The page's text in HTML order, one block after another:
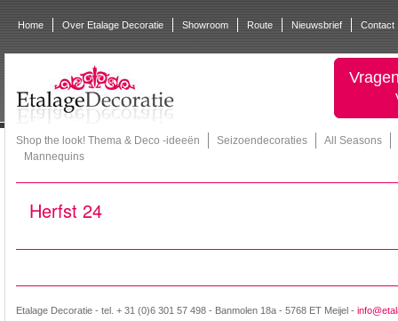
Home Over Etalage Decoratie Showroom Route Nieuwsbrief Contact
Shop the look! Thema & Deco -ideeën Seizoendecoraties
All Seasons
Mannequins
Herfst 24
Etalage Decoratie - tel. + 31 (0)6 301 57 498 - Banmolen 18a - 5768 ET Meijel -